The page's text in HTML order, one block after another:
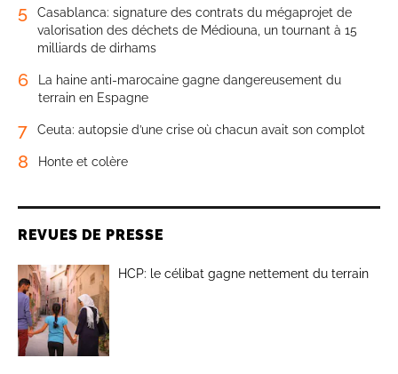
5
Casablanca: signature des contrats du mégaprojet de
valorisation des déchets de Médiouna, un tournant à 15
milliards de dirhams
6
La haine anti-marocaine gagne dangereusement du
terrain en Espagne
7 Ceuta: autopsie d’une crise où chacun avait son complot
8 Honte et colère
REVUES DE PRESSE
HCP: le célibat gagne nettement du terrain